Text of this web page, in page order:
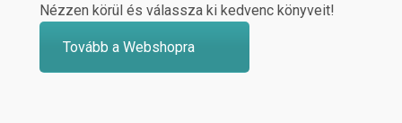
Nézzen körül és válassza ki kedvenc könyveit!
Tovább a Webshopra